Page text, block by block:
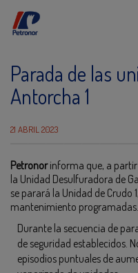
Parada de las
Antorcha 1
21 ABRIL 2023
Petronorinforma que, a partir
la Unidad Desulfuradora de
se parará la Unidad de Crudo
mantenimiento programadas.
Durante la secuencia de
de seguridad establecidos.
episodios puntuales de